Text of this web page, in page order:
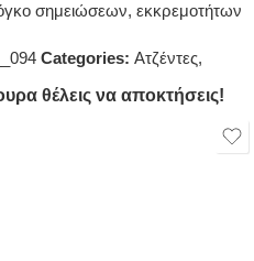
σημειώσεων, εκκρεμοτήτων
Categories: Ατζέντες,
θέλεις να αποκτήσεις!